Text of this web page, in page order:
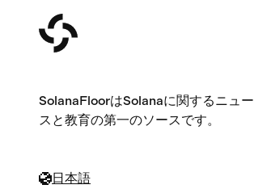
SolanaFloorはSolanaに関するニュー
スと教育の第一のソースです。
日本語